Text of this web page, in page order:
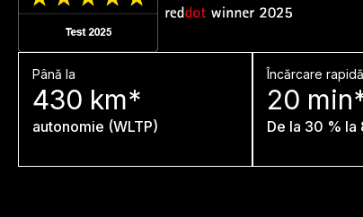
Până la
430 km*
autonomie (WLTP)
Încărcare rapidă
20
De la 30 % la